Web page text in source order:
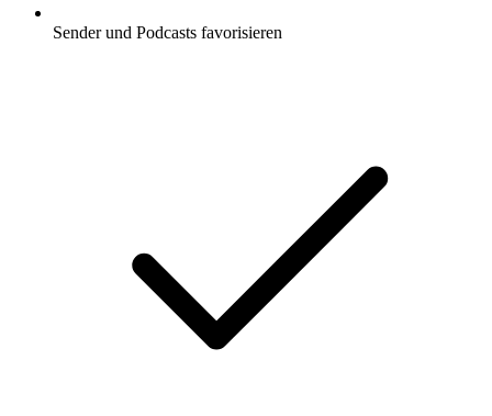
Sender und Podcasts favorisieren